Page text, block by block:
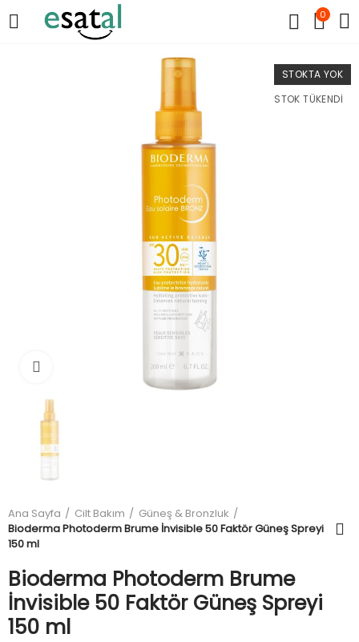
0
STOKTA YOK
STOK TÜKENDI
Ana Sayfa Cilt Bakım
Güneş & Bronzluk
Bioderma Photoderm Brume İnvisible 50 Faktör Güneş Spreyi
150 ml
Bioderma Photoderm Brume
İnvisible 50 Faktör Güneş Spreyi
150 ml